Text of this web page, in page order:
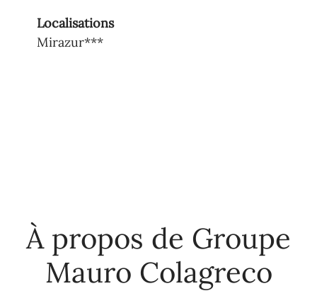
Localisations
Mirazur***
À propos de Groupe
Mauro Colagreco